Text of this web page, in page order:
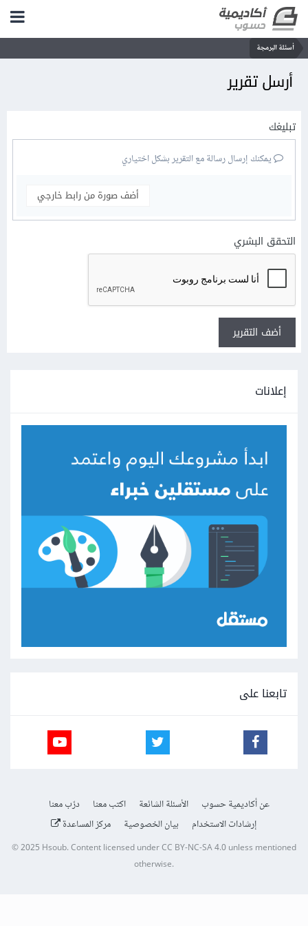
أسئلة البرمجة
أرسل تقرير
تبليغك
يمكنك إرسال رسالة مع التقرير بشكل اختياري
أضف صورة من رابط خارجي
التحقق البشري
أضف التقرير
إعلانات
تابعنا على
عن أكاديمية حسوب الأسئلة الشائعة اكتب معنا
درّب معنا
إرشادات الاستخدام
بيان الخصوصية مركز المساعدة
© 2025 Hsoub.Content licensed underCC BY-NC-SA 4.0unless mentioned
otherwise.